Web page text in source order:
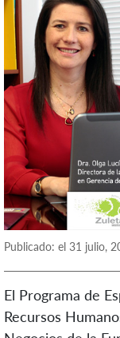
Publicado: el 31 julio,
El Programa de
Recursos